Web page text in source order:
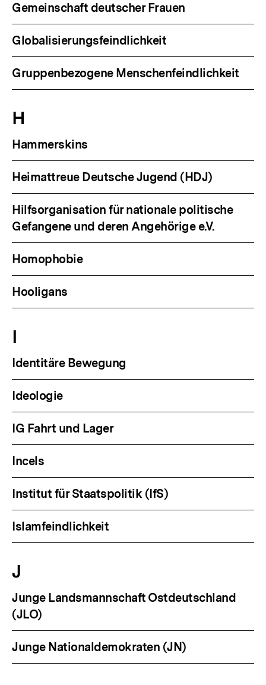
Gemeinschaft deutscher Frauen
Globalisierungsfeindlichkeit
Gruppenbezogene Menschenfeindlichkeit
H
Hammerskins
Heimattreue Deutsche Jugend (HDJ)
Hilfsorganisation für nationale politische
Gefangene und deren Angehörige e.V.
Homophobie
Hooligans
I
Identitäre Bewegung
Ideologie
IG Fahrt und Lager
Incels
Institut für Staatspolitik (IfS)
Islamfeindlichkeit
J
Junge Landsmannschaft Ostdeutschland
(JLO)
Junge Nationaldemokraten (JN)